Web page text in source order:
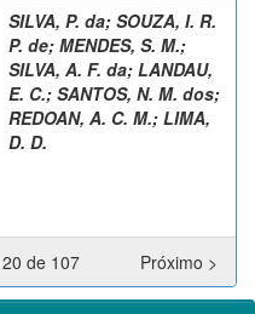
SILVA, P. da; SOUZA, I. R.
P. de; MENDES, S. M.;
SILVA, A. F. da; LANDAU,
E. C.; SANTOS, N. M. dos;
REDOAN, A. C. M.; LIMA,
D. D.
de 107 Próximo >